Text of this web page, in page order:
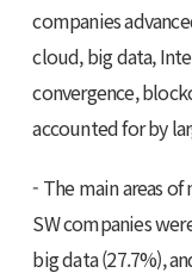
companies
cloud, big data,
convergence,
accounted for by
- The main areas
SW companies
big data (27.7%),